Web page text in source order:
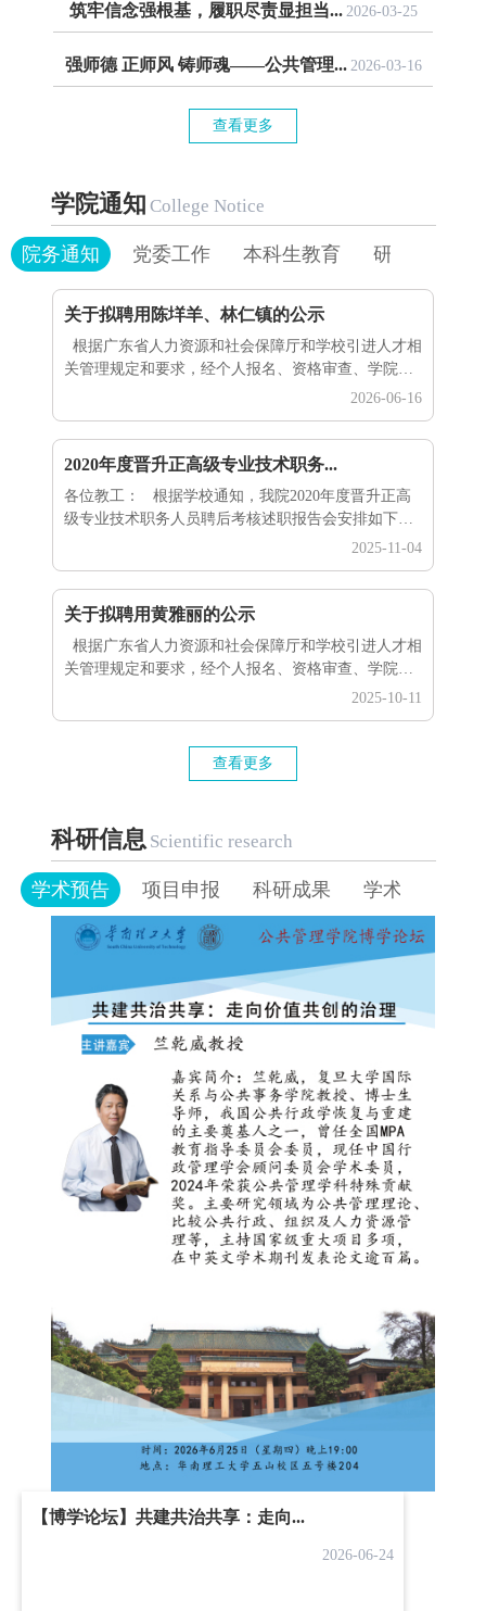
筑牢信念强根基，履职尽责显担当... 2026-03-25
强师德 正师风 铸师魂——公共管理... 2026-03-16
查看更多
学院通知 College Notice
院务通知 党委工作 本科生教育 研究生教育
关于拟聘用陈垟羊、林仁镇的公示
根据广东省人力资源和社会保障厅和学校引进人才相
关管理规定和要求，经个人报名、资格审查、学院评
估和学校综合评议等工作环节，拟聘用陈垟羊、林仁
示。序号岗位名称 姓名（按姓氏笔画排序）学历专业
1教研系列陈垟羊博士管理科学与工程2教研系列林仁
日。公示期间，如对拟聘用人员有异议，请以书面形
式向学院或人事处...
2026-06-16
2020年度晋升正高级专业技术职务...
各位教工： 根据学校通知，我院2020年度晋升正高
级专业技术职务人员聘后考核述职报告会安排如下：
一、时间：2025年11月6日（周四）下午14:40 二、
共管理学院 &n...
2025-11-04
关于拟聘用黄雅丽的公示
根据广东省人力资源和社会保障厅和学校引进人才相
关管理规定和要求，经个人报名、资格审查、学院评
估和学校综合评议等工作环节，拟聘用黄雅丽为公共
理 公示时间：2025年10月11日至10月17日。 公示期
间，如对拟聘用人员有异议，请以书面形式向学院或
式，匿名信...
2025-10-11
查看更多
科研信息 Scientific research
学术预告 项目申报 科研成果 学术交流
【博学论坛】共建共治共享：走向...
2026-06-24